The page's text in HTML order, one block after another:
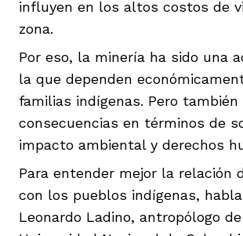
influyen en los altos costos de
zona.
Por eso, la minería ha sido una
la que dependen
familias indígenas. Pero
consecuencias en términos de
impacto ambiental y derechos
Para entender mejor la relación
con los pueblos indígenas,
Leonardo Ladino, antropólogo
del Cesar